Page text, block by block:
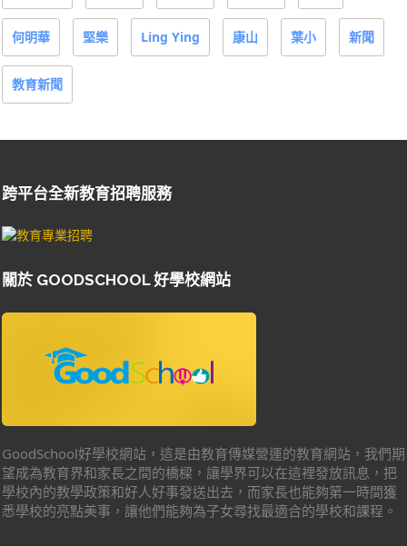
何明華 堅樂 Ling Ying 康山 葉小 新聞
教育新聞
跨平台全新教育招聘服務
關於 GOODSCHOOL 好學校網站
GoodSchool好學校網站，這是由教育傳媒營運的教育網站，我們期
望成為教育界和家長之間的橋樑，讓學界可以在這裡發放訊息，把
學校內的教學政策和好人好事發送出去，而家長也能夠第一時間獲
悉學校的亮點美事，讓他們能夠為子女尋找最適合的學校和課程。